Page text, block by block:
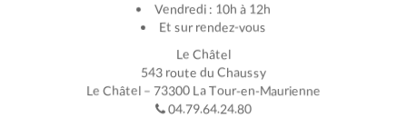
Vendredi : 10h à 12h
Et sur rendez-vous
Le Châtel
543 route du Chaussy
Le Châtel – 73300 La Tour-en-Maurienne
04.79.64.24.80